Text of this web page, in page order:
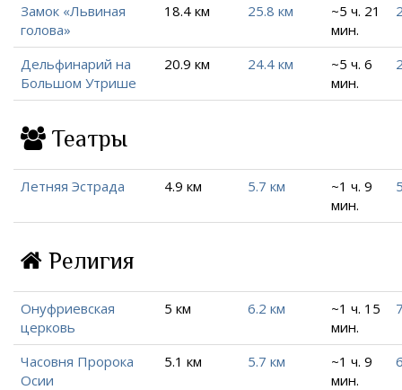
Замок «Львиная
голова»
18.4 км 25.8 км
~5 ч. 21
мин.
Дельфинарий на
Большом Утрише
20.9 км 24.4 км
~5 ч. 6
мин.
Театры
Летняя Эстрада 4.9 км 5.7 км
~1 ч. 9
мин.
Религия
Онуфриевская
церковь
5 км 6.2 км
~1 ч. 15
мин.
Часовня Пророка
Осии
5.1 км 5.7 км
~1 ч. 9
мин.